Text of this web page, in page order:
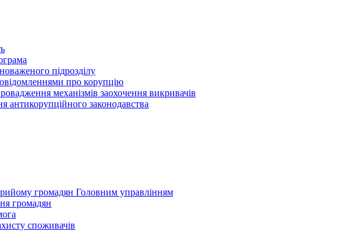
підрозділу
про корупцію
механізмів заохочення викривачів
антикорупційного законодавства
громадян Головним управлінням
громадян
споживачів